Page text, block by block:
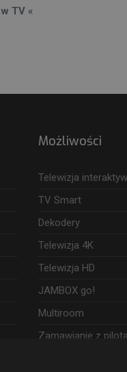
TV «
Możliwości
Telewizja
TV Smart
Dekodery
Telewizja 4K
Telewizja HD
JAMBOX go!
Multiroom
Zamawianie z pilota